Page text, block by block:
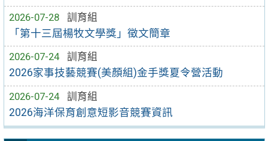
2026-07-28
訓育組
「第十三屆楊牧文學獎」徵文簡章
2026-07-24
訓育組
2026家事技藝競賽(美顏組)金手獎夏令營活動
2026-07-24
訓育組
2026海洋保育創意短影音競賽資訊